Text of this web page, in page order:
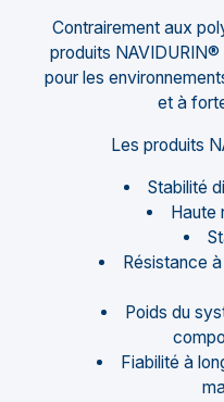
Contrairement aux
produits
pour les
et à
Les produits
Stabilité
Haute
Résistance
Poids du
Fiabilité à